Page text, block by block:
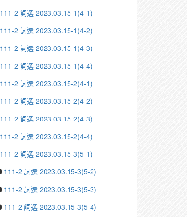
111-2 詞選 2023.03.15-1(4-1)
111-2 詞選 2023.03.15-1(4-2)
111-2 詞選 2023.03.15-1(4-3)
111-2 詞選 2023.03.15-1(4-4)
111-2 詞選 2023.03.15-2(4-1)
111-2 詞選 2023.03.15-2(4-2)
111-2 詞選 2023.03.15-2(4-3)
111-2 詞選 2023.03.15-2(4-4)
111-2 詞選 2023.03.15-3(5-1)
111-2 詞選 2023.03.15-3(5-2)
111-2 詞選 2023.03.15-3(5-3)
111-2 詞選 2023.03.15-3(5-4)